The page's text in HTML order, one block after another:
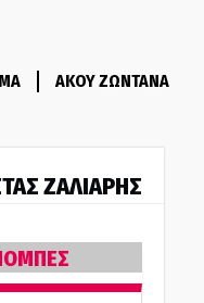
ΑΚΟΥ ΖΩΝΤΑΝΑ
ΖΑΛΙΑΡΗΣ